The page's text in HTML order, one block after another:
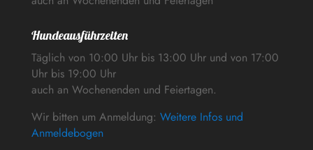
Hundeausführzeiten
Täglich von 10:00 Uhr bis 13:00 Uhr und von 17:00
Uhr bis 19:00 Uhr
auch an Wochenenden und Feiertagen.
Wir bitten um Anmeldung: Weitere Infos und
Anmeldebogen